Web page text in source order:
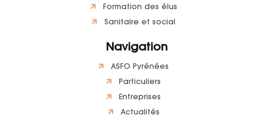
Formation des élus
Sanitaire et social
Navigation
ASFO Pyrénées
Particuliers
Entreprises
Actualités